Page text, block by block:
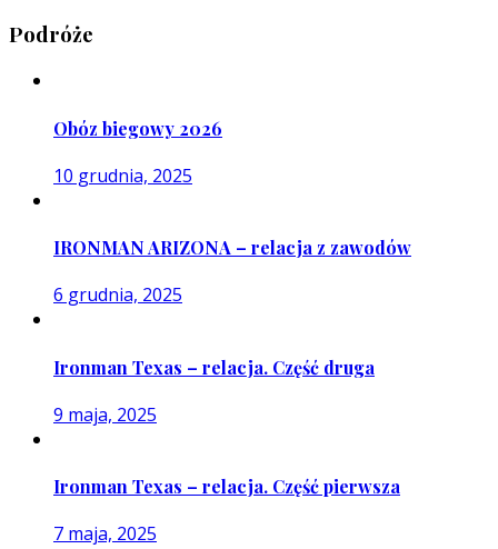
Podróże
Obóz biegowy 2026
10 grudnia, 2025
IRONMAN ARIZONA – relacja z zawodów
6 grudnia, 2025
Ironman Texas – relacja. Część druga
9 maja, 2025
Ironman Texas – relacja. Część pierwsza
7 maja, 2025